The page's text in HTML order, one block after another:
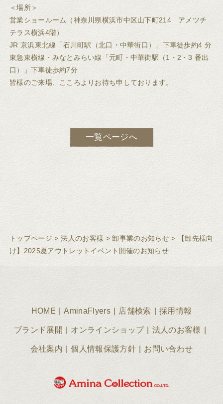
＜場所＞
営業ショールーム（神奈川県横浜市中区山下町214 アメツチ
テラス横浜4階）
JR 京浜東北線「石川町駅（北口・中華街口）」下車徒歩約4 分
東急東横線・みなとみらい線「元町・中華街駅（1・2・3 番出
口）」下車徒歩約7分
皆様のご来場、こころよりお待ち申しております。
一覧ページへ
トップページ > 法人のお客様 > 卸事業のお知らせ >
【卸先様向
け】2025夏アウトレットイベント開催のお知らせ
HOME AminaFlyers 店舗検索 採用情報
ブランド展開 オンラインショップ 法人のお客様
会社案内 個人情報保護方針 お問い合わせ